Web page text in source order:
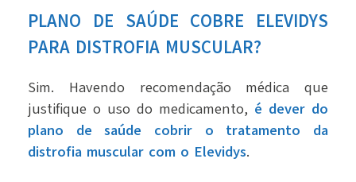
PLANO DE SAÚDE COBRE ELEVIDYS
PARA DISTROFIA MUSCULAR?
Sim. Havendo recomendação médica que
justifique o uso do medicamento, é dever do
plano de saúde cobrir o tratamento da
distrofia muscular com o Elevidys.